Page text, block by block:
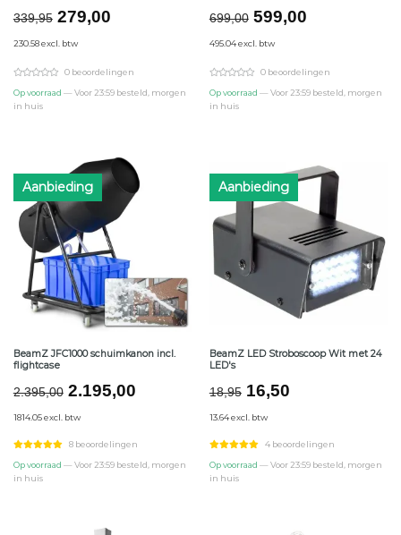
339,95 Oorspronkelijke
was:
€339,95.
279,00Huidige
€279,00.
230.58 excl. btw
0 beoordelingen
Op voorraad — Voor 23:59 besteld, morgen
in huis
699,00 Oorspronkelijke
was:
€699,00.
599,00Huidige
€599,00.
495.04 excl. btw
0 beoordelingen
Op voorraad — Voor 23:59 besteld, morgen
in huis
Aanbieding
BeamZ JFC1000 schuimkanon incl.
flightcase
2.395,00 Oorspronkelijke
was:
€2.395,00.
2.195,00Huidige
€2.195,00.
1814.05 excl. btw
8 beoordelingen
Op voorraad — Voor 23:59 besteld, morgen
in huis
Aanbieding
BeamZ LED Stroboscoop Wit met 24
LED's
18,95 Oorspronkelijke
was:
€18,95.
16,50Huidige
€16,50.
13.64 excl. btw
4 beoordelingen
Op voorraad — Voor 23:59 besteld, morgen
in huis